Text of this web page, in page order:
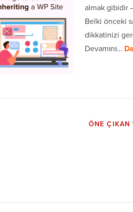
almak gibidir
Belki önceki
dikkatinizi
Devamını…
ÖNE ÇIKAN